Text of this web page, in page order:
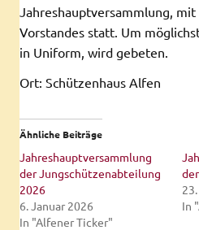
Jahreshauptversammlung,
Vorstandes statt. Um
in Uniform, wird gebeten.
Ort: Schützenhaus Alfen
Ähnliche Beiträge
Jahreshauptversammlung
der Jungschützenabteilung
2026
6. Januar 2026
In "Alfener Ticker"
In